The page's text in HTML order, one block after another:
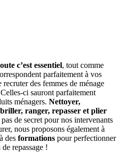
c’est essentiel, tout comme
parfaitement à vos
recruter des femmes de ménage
ci sauront parfaitement
ménagers. Nettoyer,
ranger, repasser et plier
pas de secret pour nos intervenants
nous proposons également à
des formations pour perfectionner
repassage !